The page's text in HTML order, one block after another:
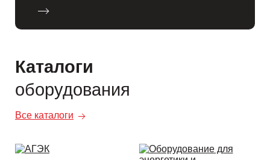
Каталоги
оборудования
Все каталоги